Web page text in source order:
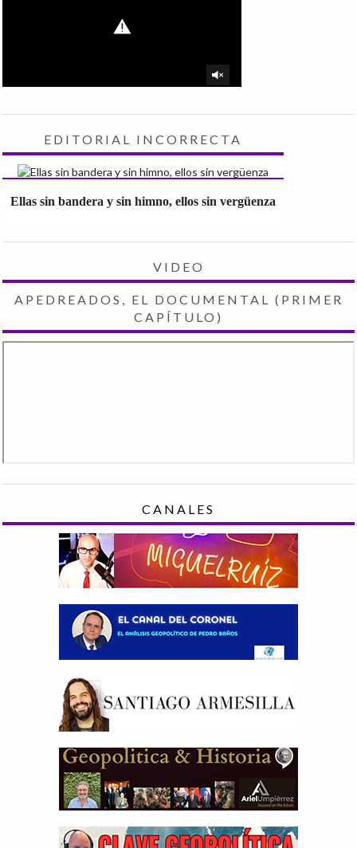
EDITORIAL INCORRECTA
Ellas sin bandera y sin himno, ellos sin vergüenza
VIDEO
APEDREADOS, EL DOCUMENTAL (PRIMER
CAPÍTULO)
CANALES